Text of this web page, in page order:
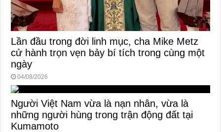
Lần đầu trong đời linh mục, cha Mike Metz
cử hành trọn vẹn bảy bí tích trong cùng một
ngày
04/08/2026
Người Việt Nam vừa là nạn nhân, vừa là
những người hùng trong trận động đất tại
Kumamoto